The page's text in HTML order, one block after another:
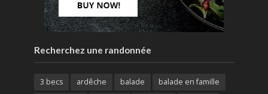
Recherchez une randonnée
3 becs ardêche balade
balade en famille